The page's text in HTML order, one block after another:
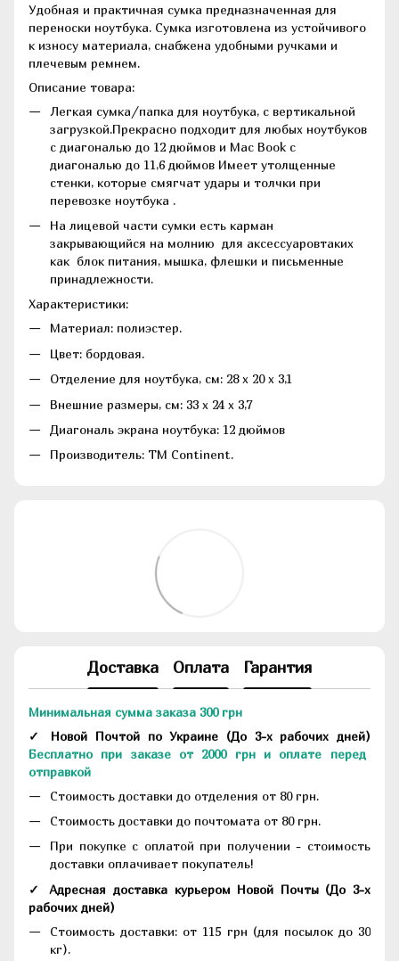
Удобная и практичная сумка предназначенная для
переноски ноутбука. Сумка изготовлена из устойчивого
к износу материала, снабжена удобными ручками и
плечевым ремнем.
Описание товара:
Легкая сумка/папка для ноутбука, с вертикальной
загрузкой.Прекрасно подходит для любых ноутбуков
с диагональю до 12 дюймов и Mac Book с
диагональю до 11,6 дюймов Имеет утолщенные
стенки, которые смягчат удары и толчки при
перевозке ноутбука .
На лицевой части сумки есть карман
закрывающийся на молнию для аксессуаровтаких
как блок питания, мышка, флешки и письменные
принадлежности.
Характеристики:
Материал: полиэстер.
Цвет: бордовая.
Отделение для ноутбука, см: 28 x 20 x 3,1
Внешние размеры, см: 33 x 24 x 3,7
Диагональ экрана ноутбука: 12 дюймов
Производитель: ТМ Continent.​
Доставка Оплата Гарантия
Минимальная сумма заказа 300 грн
✓ Новой Почтой по Украине (До 3-х рабочих дней)
Бесплатно при заказе от 2000 грн и оплате перед
отправкой
Стоимость доставки до отделения от 80 грн.
Стоимость доставки до почтомата от 80 грн.
При покупке с оплатой при получении - стоимость
доставки оплачивает покупатель!
✓ Адресная доставка курьером Новой Почты (До 3-х
рабочих дней)
Стоимость доставки: от 115 грн (для посылок до 30
кг).